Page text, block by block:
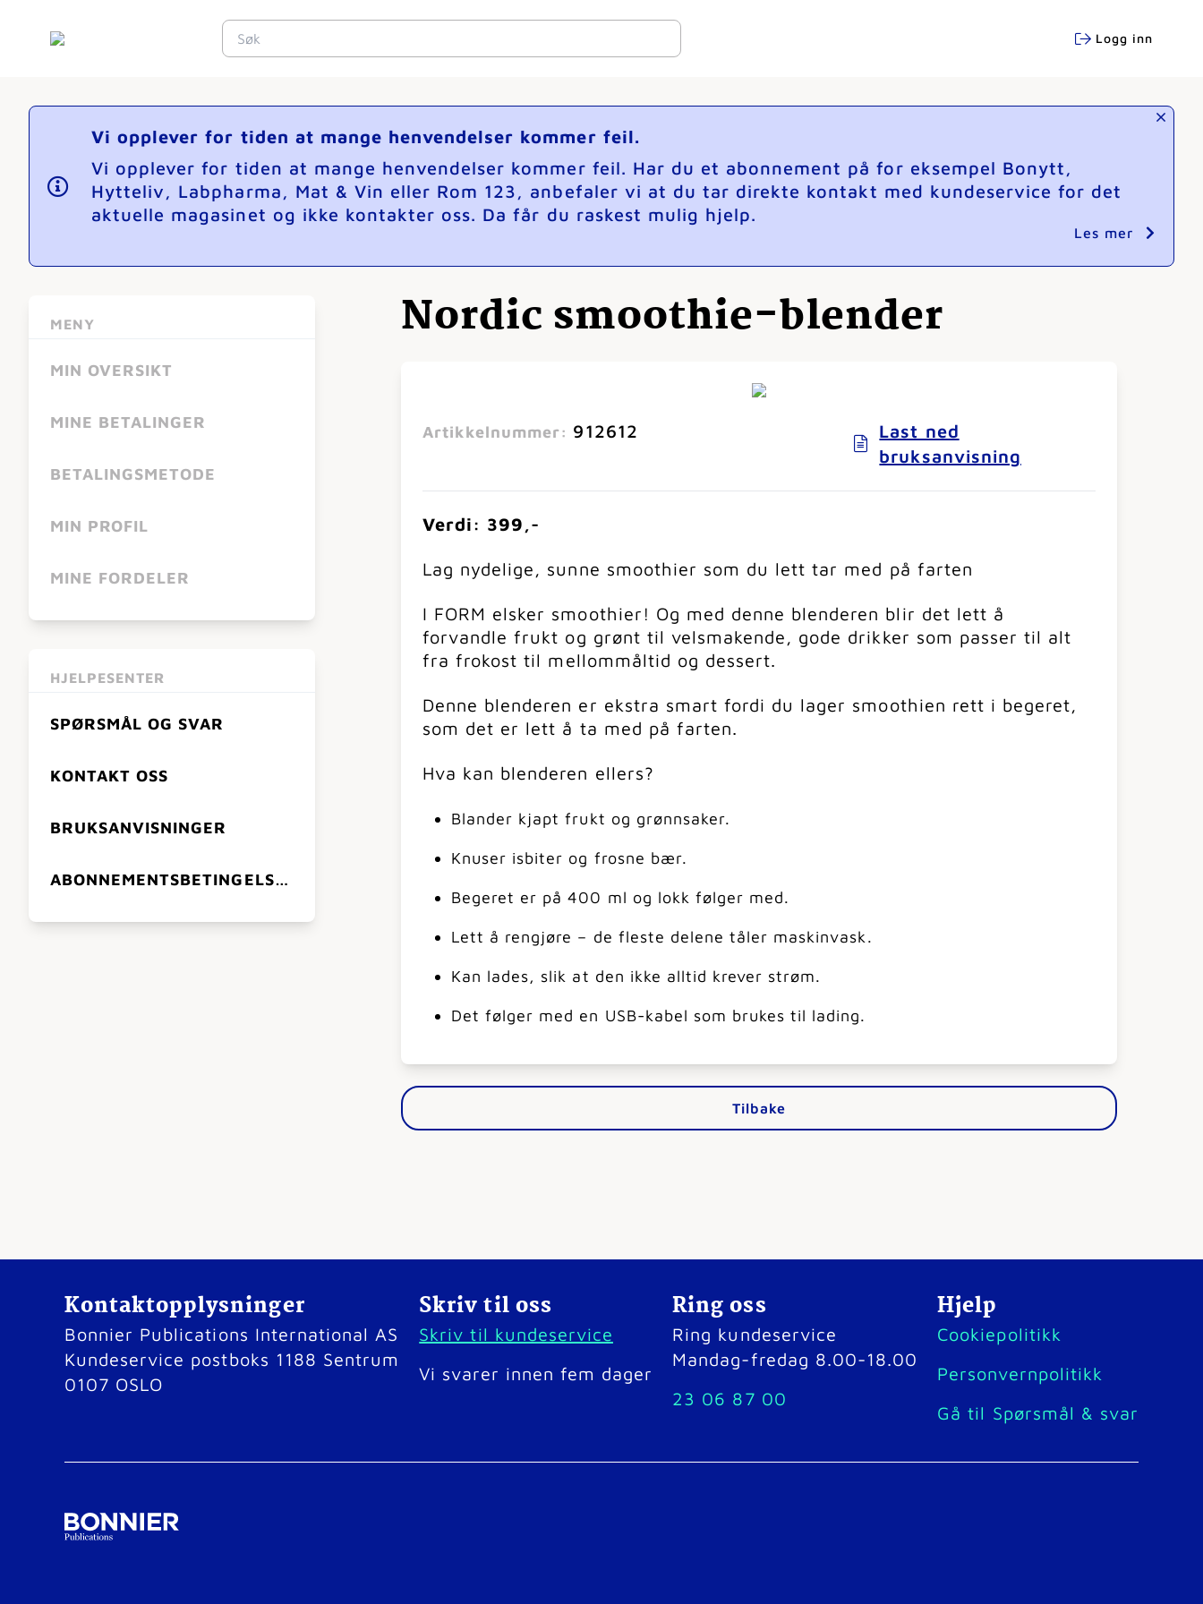
Logg inn
Vi opplever for tiden at mange henvendelser kommer feil.
Vi opplever for tiden at mange henvendelser kommer feil. Har du et abonnement på for eksempel Bonytt,
Hytteliv, Labpharma, Mat & Vin eller Rom 123, anbefaler vi at du tar direkte kontakt med kundeservice for det
aktuelle magasinet og ikke kontakter oss. Da får du raskest mulig hjelp.
Les mer
MENY
MIN OVERSIKT
MINE BETALINGER
BETALINGSMETODE
MIN PROFIL
MINE FORDELER
HJELPESENTER
SPØRSMÅL OG SVAR
KONTAKT OSS
BRUKSANVISNINGER
ABONNEMENTSBETINGELSER
Nordic smoothie-blender
Artikkelnummer: 912612
Last ned
bruksanvisning
Verdi: 399,-
Lag nydelige, sunne smoothier som du lett tar med på farten
I FORM elsker smoothier! Og med denne blenderen blir det lett å
forvandle frukt og grønt til velsmakende, gode drikker som passer til alt
fra frokost til mellommåltid og dessert.
Denne blenderen er ekstra smart fordi du lager smoothien rett i begeret,
som det er lett å ta med på farten.
Hva kan blenderen ellers?
Blander kjapt frukt og grønnsaker.
Knuser isbiter og frosne bær.
Begeret er på 400 ml og lokk følger med.
Lett å rengjøre – de fleste delene tåler maskinvask.
Kan lades, slik at den ikke alltid krever strøm.
Det følger med en USB-kabel som brukes til lading.
Tilbake
Kontaktopplysninger
Bonnier Publications International AS
Kundeservice postboks 1188 Sentrum
0107 OSLO
Skriv til oss
Skriv til kundeservice
Vi svarer innen fem dager
Ring oss
Ring kundeservice
Mandag-fredag 8.00-18.00
23 06 87 00
Hjelp
Cookiepolitikk
Personvernpolitikk
Gå til Spørsmål & svar